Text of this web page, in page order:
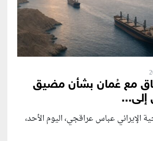
مع عُمان بشأن مضيق
الإيراني عباس عراقجي، اليوم الأحد،